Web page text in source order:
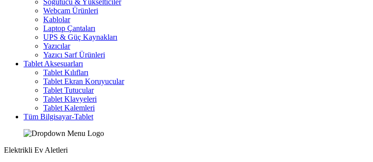
Soğutucu & Yükselticiler
Webcam Ürünleri
Kablolar
Laptop Çantaları
UPS & Güç Kaynakları
Yazıcılar
Yazıcı Sarf Ürünleri
Tablet Aksesuarları
Tablet Kılıfları
Tablet Ekran Koruyucular
Tablet Tutucular
Tablet Klavyeleri
Tablet Kalemleri
Tüm Bilgisayar-Tablet
Elektrikli Ev Aletleri